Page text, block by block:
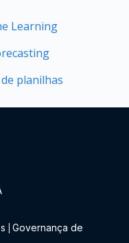
Learning
planilhas
Governança de